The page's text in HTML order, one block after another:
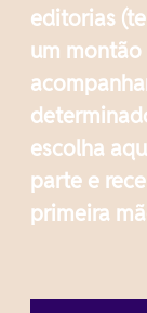
editorias
um montão
escolha
parte e
primeira